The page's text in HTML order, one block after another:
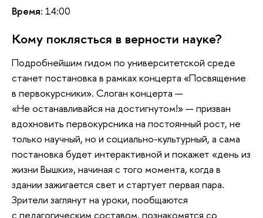
Время: 14:00
Кому поклясться в верности науке?
Подробнейшим гидом по университетской среде
станет постановка в рамках концерта «Посвящение
в первокурсники». Слоган концерта —
«Не останавливайся на достигнутом!» — призван
вдохновить первокурсника на постоянный рост, не
только научный, но и социально-культурный, а сама
постановка будет интерактивной и покажет «день из
жизни Вышки», начиная с того момента, когда в
здании зажигается свет и стартует первая пара.
Зрители заглянут на уроки, пообщаются
с педагогическим составом, познакомятся со